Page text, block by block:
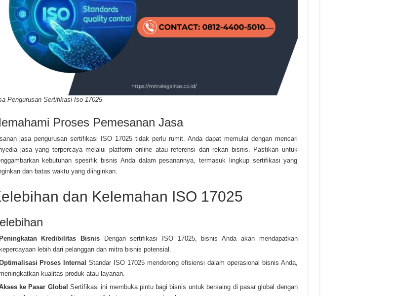
Pengurusan Sertifikasi Iso 17025
Proses Pemesanan Jasa
jasa pengurusan sertifikasi ISO 17025 tidak perlu rumit. Anda dapat memulai dengan mencari
jasa yang terpercaya melalui platform online atau referensi dari rekan bisnis. Pastikan untuk
kebutuhan spesifik bisnis Anda dalam pesanannya, termasuk lingkup sertifikasi yang
dan batas waktu yang diinginkan.
dan Kelemahan ISO 17025
Kredibilitas BisnisDengan sertifikasi ISO 17025, bisnis Anda akan mendapatkan
lebih dari pelanggan dan mitra bisnis potensial.
Proses Internal Standar ISO 17025 mendorong efisiensi dalam operasional bisnis Anda,
kualitas produk atau layanan.
ke Pasar Global Sertifikasi ini membuka pintu bagi bisnis untuk bersaing di pasar global dengan